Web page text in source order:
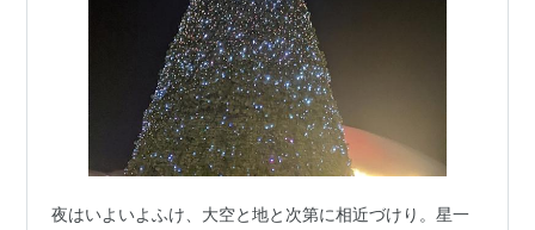
夜はいよいよふけ、大空と地と次第に相近づけり。星一